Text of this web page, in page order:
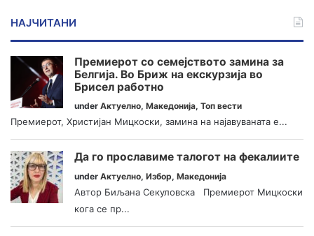
НАЈЧИТАНИ
Премиерот со семејството замина за
Белгија. Во Бриж на екскурзија во
Брисел работно
under Актуелно, Македонија, Топ вести
Премиерот, Христијан Мицкоски, замина на најавуваната е...
Да го прославиме талогот на фекалиите
under Актуелно, Избор, Македонија
Автор Биљана Секуловска Премиерот Мицкоски
кога се пр...